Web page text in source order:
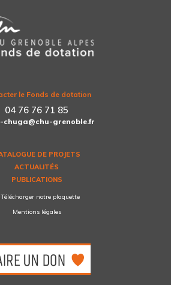
le Fonds de dotation
04 76 76 71 85
chuga@chu-grenoble.fr
DE PROJETS
ACTUALITÉS
PUBLICATIONS
Télécharger notre plaquette
Mentions légales